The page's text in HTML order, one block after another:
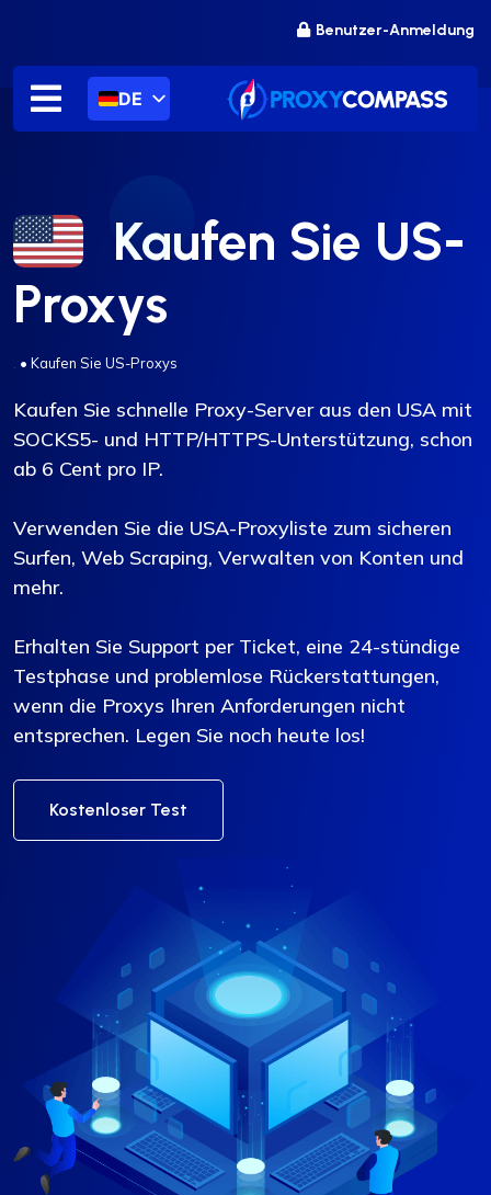
springen
Benutzer-Anmeldung
DE
Kaufen Sie US-
Proxys
• Kaufen Sie US-Proxys
Kaufen Sie schnelle Proxy-Server aus den USA mit
SOCKS5- und HTTP/HTTPS-Unterstützung, schon
ab 6 Cent pro IP.
Verwenden Sie die USA-Proxyliste zum sicheren
Surfen, Web Scraping, Verwalten von Konten und
mehr.
Erhalten Sie Support per Ticket, eine 24-stündige
Testphase und problemlose Rückerstattungen,
wenn die Proxys Ihren Anforderungen nicht
entsprechen. Legen Sie noch heute los!
Kostenloser Test